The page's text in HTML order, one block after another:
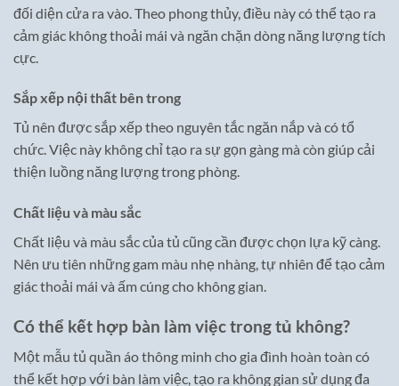
đối diện cửa ra vào. Theo phong thủy, điều này có thể tạo ra
cảm giác không thoải mái và ngăn chặn dòng năng lượng tích
cực.
Sắp xếp nội thất bên trong
Tủ nên được sắp xếp theo nguyên tắc ngăn nắp và có tổ
chức. Việc này không chỉ tạo ra sự gọn gàng mà còn giúp cải
thiện luồng năng lượng trong phòng.
Chất liệu và màu sắc
Chất liệu và màu sắc của tủ cũng cần được chọn lựa kỹ càng.
Nên ưu tiên những gam màu nhẹ nhàng, tự nhiên để tạo cảm
giác thoải mái và ấm cúng cho không gian.
Có thể kết hợp bàn làm việc trong tủ không?
Một mẫu tủ quần áo thông minh cho gia đình hoàn toàn có
thể kết hợp với bàn làm việc, tạo ra không gian sử dụng đa